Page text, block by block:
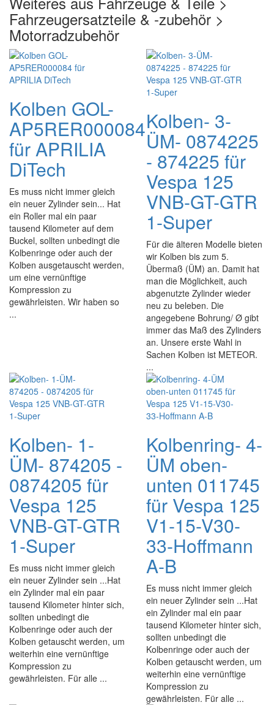
Fahrzeugersatzteile & -zubehör >
Motorradzubehör
Kolben GOL-
AP5RER000084
für APRILIA
DiTech
Es muss nicht immer gleich
ein neuer Zylinder sein... Hat
ein Roller mal ein paar
tausend Kilometer auf dem
Buckel, sollten unbedingt die
Kolbenringe oder auch der
Kolben ausgetauscht werden,
um eine vernünftige
Kompression zu
gewährleisten. Wir haben so
...
Kolben- 3-
ÜM- 0874225
- 874225 für
Vespa 125
VNB-GT-GTR
1-Super
Für die älteren Modelle bieten
wir Kolben bis zum 5.
Übermaß (ÜM) an. Damit hat
man die Möglichkeit, auch
abgenutzte Zylinder wieder
neu zu beleben. Die
angegebene Bohrung/ Ø gibt
immer das Maß des Zylinders
an. Unsere erste Wahl in
Sachen Kolben ist METEOR.
...
Kolben- 1-
ÜM- 874205 -
0874205 für
Vespa 125
VNB-GT-GTR
1-Super
Es muss nicht immer gleich
ein neuer Zylinder sein ...Hat
ein Zylinder mal ein paar
tausend Kilometer hinter sich,
sollten unbedingt die
Kolbenringe oder auch der
Kolben getauscht werden, um
weiterhin eine vernünftige
Kompression zu
gewährleisten. Für alle ...
Kolbenring- 4-
ÜM oben-
unten 011745
für Vespa 125
V1-15-V30-
33-Hoffmann
A-B
Es muss nicht immer gleich
ein neuer Zylinder sein ...Hat
ein Zylinder mal ein paar
tausend Kilometer hinter sich,
sollten unbedingt die
Kolbenringe oder auch der
Kolben getauscht werden, um
weiterhin eine vernünftige
Kompression zu
gewährleisten. Für alle ...